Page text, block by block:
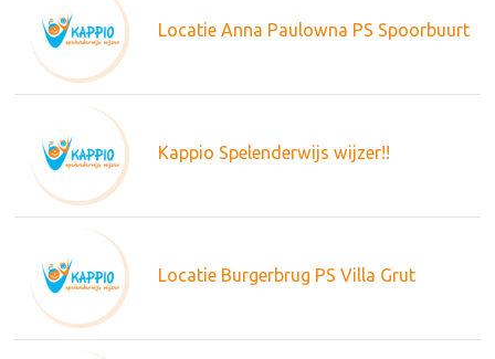
Locatie Anna Paulowna PS Spoorbuurt
Kappio Spelenderwijs wijzer!!
Locatie Burgerbrug PS Villa Grut